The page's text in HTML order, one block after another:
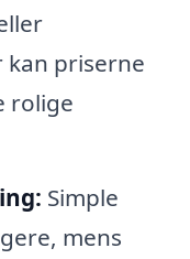
priserne
rolige
Simple
mens